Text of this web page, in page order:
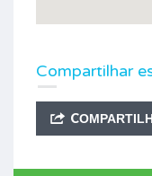
Compartilhar